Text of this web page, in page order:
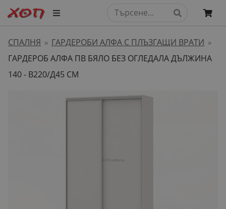
СПАЛНЯ » ГАРДЕРОБИ АЛФА С ПЛЪЗГАЩИ ВРАТИ »
ГАРДЕРОБ АЛФА ПВ БЯЛО БЕЗ ОГЛЕДАЛА ДЪЛЖИНА
140 - В220/Д45 СМ